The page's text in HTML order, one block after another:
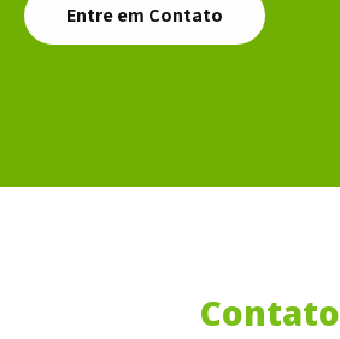
Entre em Contato
Contato